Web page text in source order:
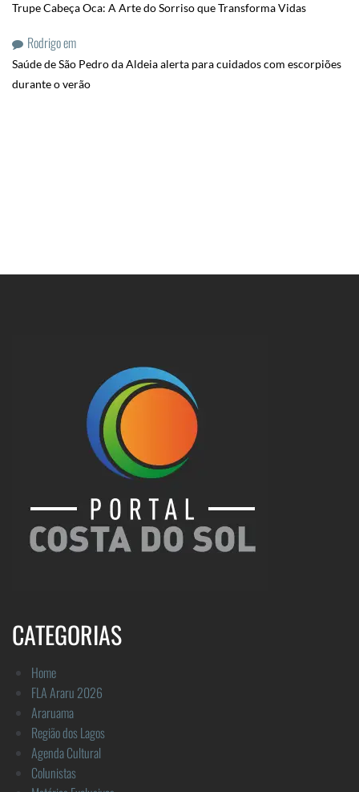
Trupe Cabeça Oca: A Arte do Sorriso que Transforma Vidas
Rodrigoem
Saúde de São Pedro da Aldeia alerta para cuidados com escorpiões
durante o verão
CATEGORIAS
Home
FLA Araru 2026
Araruama
Região dos Lagos
Agenda Cultural
Colunistas